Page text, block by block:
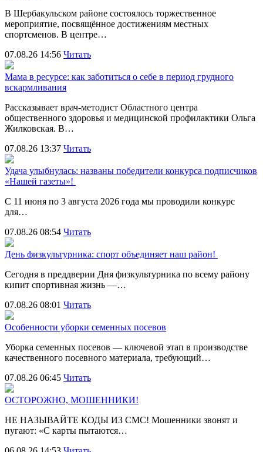
В Шербакульском районе состоялось торжественное
мероприятие, посвящённое достижениям местных
спортсменов. В центре…
07.08.26 14:56 Читать
Мама в ресурсе: как заботиться о себе в период грудного
вскармливания
Рассказывает врач-методист Областного центра
общественного здоровья и медицинской профилактики Ольга
Жилковская. В…
07.08.26 13:37 Читать
Удача улыбнулась: названы победители конкурса подписчиков
«Нашей газеты»!
С 11 июня по 3 августа 2026 года мы проводили конкурс
для…
07.08.26 08:54 Читать
День физкультурника: спорт объединяет наш район!
Сегодня в преддверии Дня физкультурника по всему району
кипит спортивная жизнь —…
07.08.26 08:01 Читать
Особенности уборки семенных посевов
Уборка семенных посевов — ключевой этап в производстве
качественного посевного материала, требующий…
07.08.26 06:45 Читать
ОСТОРОЖНО, МОШЕННИКИ!
НЕ НАЗЫВАЙТЕ КОДЫ ИЗ СМС! Мошенники звонят и
пугают: «С карты пытаются…